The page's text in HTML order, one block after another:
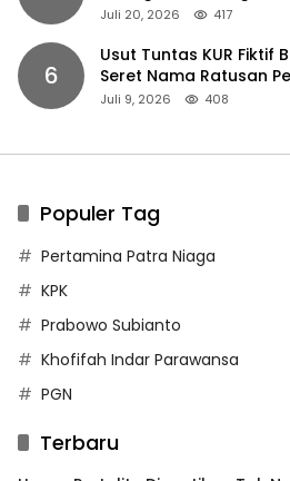
Juli 20, 2026 417
6
Usut Tuntas KUR Fiktif
Seret Nama Ratusan
Juli 9, 2026 408
Populer Tag
Pertamina Patra Niaga
KPK
Prabowo Subianto
Khofifah Indar Parawansa
PGN
Terbaru